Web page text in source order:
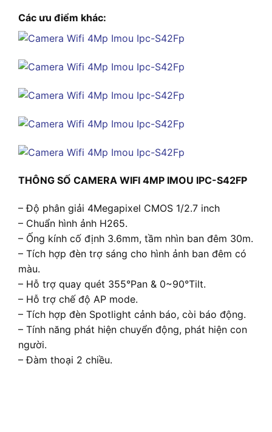
Các ưu điểm khác:
THÔNG SỐ CAMERA WIFI 4MP IMOU IPC-S42FP
– Độ phân giải 4Megapixel CMOS 1/2.7 inch
– Chuẩn hình ảnh H265.
– Ống kính cố định 3.6mm, tầm nhìn ban đêm 30m.
– Tích hợp đèn trợ sáng cho hình ảnh ban đêm có
màu.
– Hỗ trợ quay quét 355°Pan & 0~90°Tilt.
– Hỗ trợ chế độ AP mode.
– Tích hợp đèn Spotlight cảnh báo, còi báo động.
– Tính năng phát hiện chuyển động, phát hiện con
người.
– Đàm thoại 2 chiều.